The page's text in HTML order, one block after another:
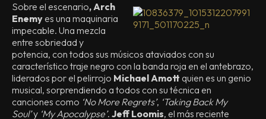
Sobre el escenario, Arch
Enemy es una maquinaria
impecable. Una mezcla
entre sobriedad y
potencia, con todos sus músicos ataviados con su
característico traje negro con la banda roja en el antebrazo,
liderados por el pelirrojo Michael Amott quien es un genio
musical, sorprendiendo a todos con su técnica en
canciones como ‘No More Regrets’, ‘Taking Back My
Soul’y ‘My Apocalypse’. Jeff Loomis, el más reciente